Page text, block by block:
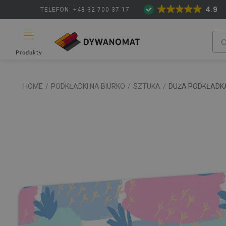
TELEFON: +48 32 700 37 17 4.9
Produkty
HOME / PODKŁADKI NA BIURKO / SZTUKA / DUŻA